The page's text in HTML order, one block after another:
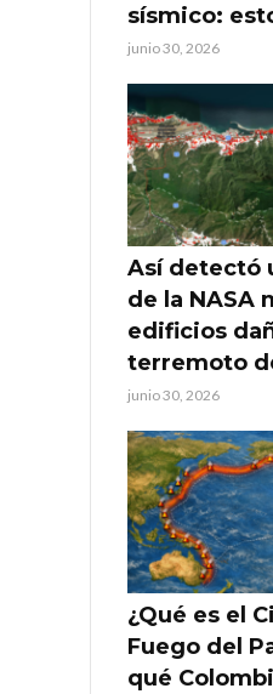
sísmico:
junio 30, 2026
Así detectó
de la NASA
edificios
terremoto
junio 30, 2026
¿Qué es el
Fuego del
qué